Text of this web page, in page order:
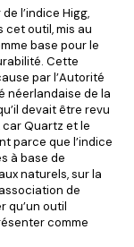
l’indice Higg,
cet outil, mis au
base pour le
Cette
par l’Autorité
néerlandaise de la
devait être revu
car Quartz et le
parce que l’indice
à base de
naturels, sur la
de
qu’un outil
comme